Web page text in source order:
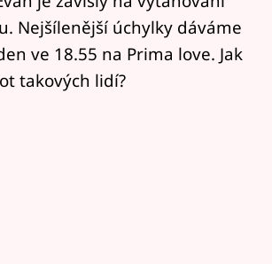
Nejšílenější úchylky dáváme
ve 18.55 na Prima love. Jak
takových lidí?